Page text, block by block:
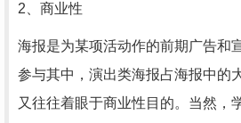
2、商业性
海报是为某项活动作的前期广告和
参与其中，演出类海报占海报中的
又往往着眼于商业性目的。当然，